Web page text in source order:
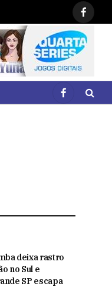
Facebook
deixa rastro
no Sul e
SP escapa